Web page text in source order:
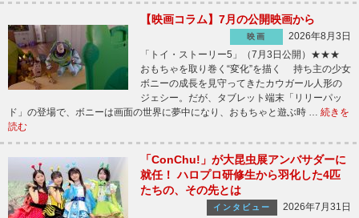
【映画コラム】7月の公開映画から
映画
2026年8月3日
「トイ・ストーリー5」（7月3日公開）★★★
おもちゃを取り巻く“変化”を描く 持ち主の少女
ボニーの成長を見守ってきたカウガール人形の
ジェシー。だが、タブレット端末「リリーパッ
ド」の登場で、ボニーは画面の世界に夢中になり、おもちゃと遊ぶ時 … 続きを
読む
「ConChu!」が大昆虫展アンバサダーに
就任！ ハロプロ研修生から羽化した4匹
たちの、その先とは
インタビュー
2026年7月31日